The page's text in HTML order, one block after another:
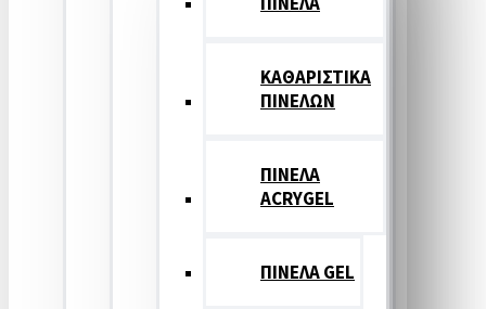
ΚΑΘΑΡΙΣΤΙΚΑ
ΠΙΝΕΛΩΝ
ΠΙΝΕΛΑ
ACRYGEL
ΠΙΝΕΛΑ GEL